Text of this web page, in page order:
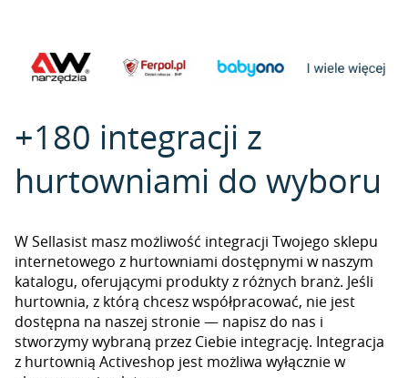
+180 integracji z
hurtowniami do wyboru
W Sellasist masz możliwość integracji Twojego sklepu
internetowego z hurtowniami dostępnymi w naszym
katalogu, oferującymi produkty z różnych branż. Jeśli
hurtownia, z którą chcesz współpracować, nie jest
dostępna na naszej stronie — napisz do nas i
stworzymy wybraną przez Ciebie integrację. Integracja
z hurtownią Activeshop jest możliwa wyłącznie w